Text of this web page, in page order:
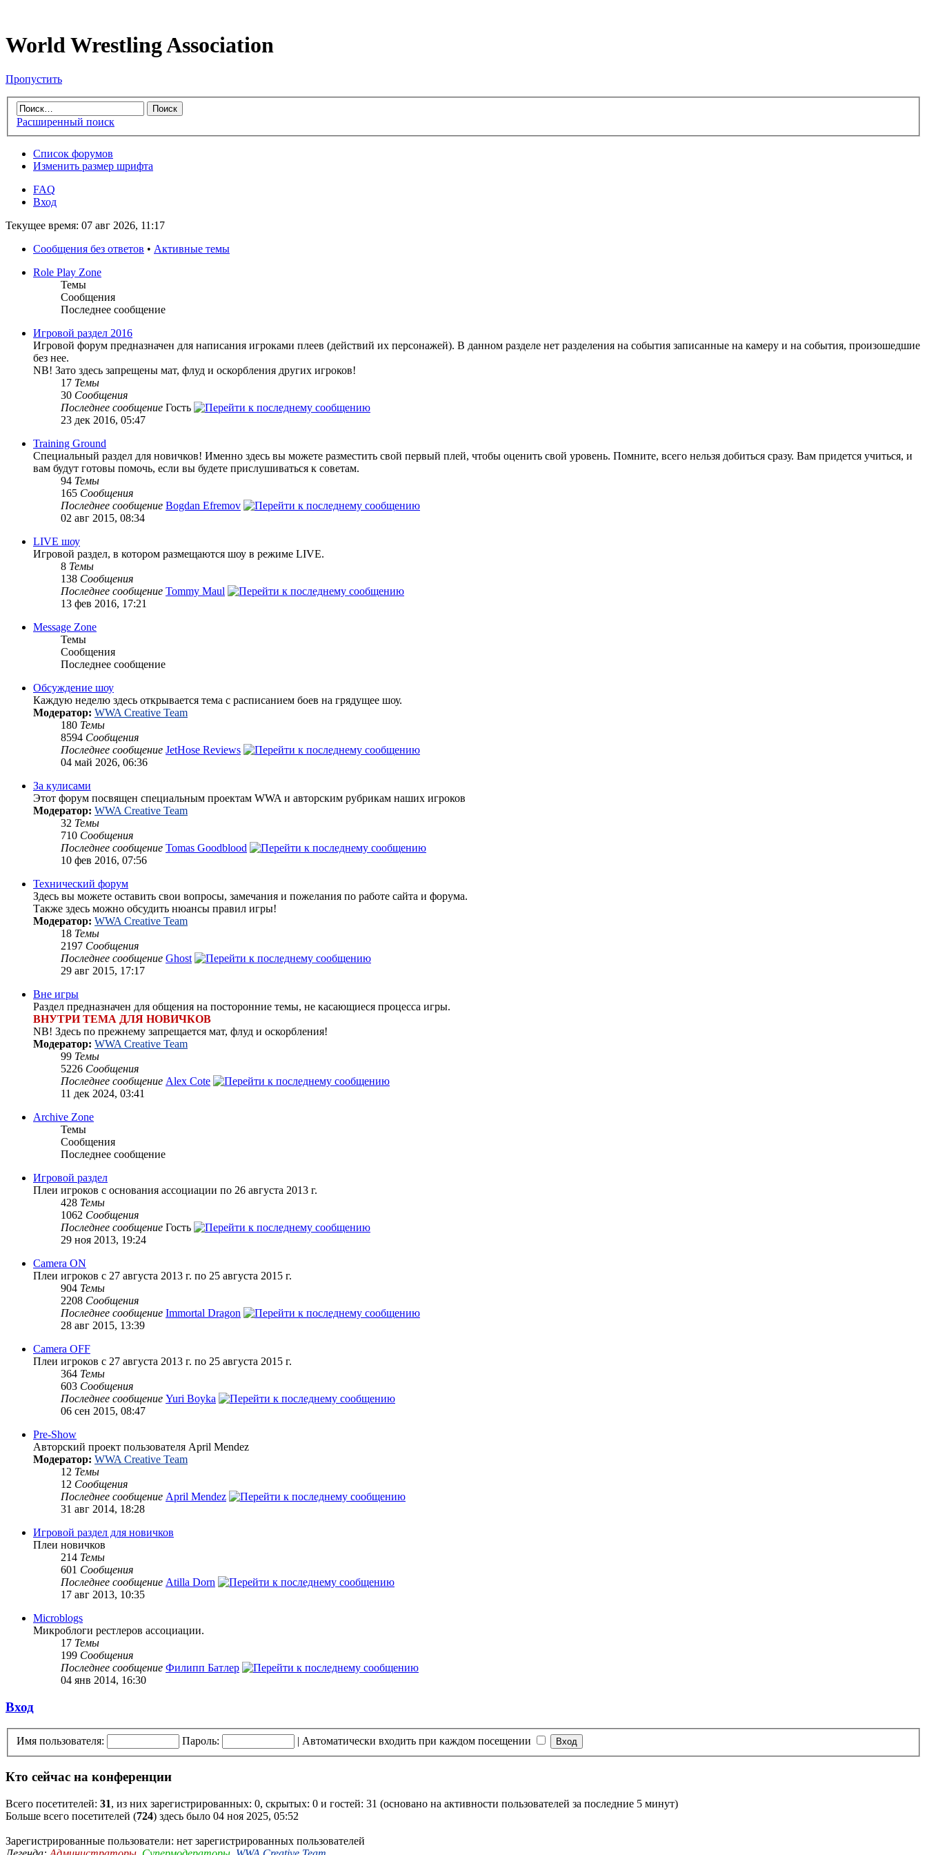
World Wrestling Association
Пропустить
Расширенный поиск
Список форумов
Изменить размер шрифта
FAQ
Вход
Текущее время: 07 авг 2026, 11:17
Сообщения без ответов • Активные темы
Role Play Zone
Темы
Сообщения
Последнее сообщение
Игровой раздел 2016
Игровой форум предназначен для написания игроками плеев (действий их персонажей). В данном разделе нет разделения на события записанные на камеру и на события, произошедшие
без нее.
NB! Зато здесь запрещены мат, флуд и оскорбления других игроков!
17 Темы
30 Сообщения
Последнее сообщение Гость
23 дек 2016, 05:47
Training Ground
Специальный раздел для новичков! Именно здесь вы можете разместить свой первый плей, чтобы оценить свой уровень. Помните, всего нельзя добиться сразу. Вам придется учиться, и
вам будут готовы помочь, если вы будете прислушиваться к советам.
94 Темы
165 Сообщения
Последнее сообщение Bogdan Efremov
02 авг 2015, 08:34
LIVE шоу
Игровой раздел, в котором размещаются шоу в режиме LIVE.
8 Темы
138 Сообщения
Последнее сообщение Tommy Maul
13 фев 2016, 17:21
Message Zone
Темы
Сообщения
Последнее сообщение
Обсуждение шоу
Каждую неделю здесь открывается тема с расписанием боев на грядущее шоу.
Модератор: WWA Creative Team
180 Темы
8594 Сообщения
Последнее сообщение JetHose Reviews
04 май 2026, 06:36
За кулисами
Этот форум посвящен специальным проектам WWA и авторским рубрикам наших игроков
Модератор: WWA Creative Team
32 Темы
710 Сообщения
Последнее сообщение Tomas Goodblood
10 фев 2016, 07:56
Технический форум
Здесь вы можете оставить свои вопросы, замечания и пожелания по работе сайта и форума.
Также здесь можно обсудить нюансы правил игры!
Модератор: WWA Creative Team
18 Темы
2197 Сообщения
Последнее сообщение Ghost
29 авг 2015, 17:17
Вне игры
Раздел предназначен для общения на посторонние темы, не касающиеся процесса игры.
ВНУТРИ ТЕМА ДЛЯ НОВИЧКОВ
NB! Здесь по прежнему запрещается мат, флуд и оскорбления!
Модератор: WWA Creative Team
99 Темы
5226 Сообщения
Последнее сообщение Alex Cote
11 дек 2024, 03:41
Archive Zone
Темы
Сообщения
Последнее сообщение
Игровой раздел
Плеи игроков с основания ассоциации по 26 августа 2013 г.
428 Темы
1062 Сообщения
Последнее сообщение Гость
29 ноя 2013, 19:24
Camera ON
Плеи игроков с 27 августа 2013 г. по 25 августа 2015 г.
904 Темы
2208 Сообщения
Последнее сообщение Immortal Dragon
28 авг 2015, 13:39
Camera OFF
Плеи игроков с 27 августа 2013 г. по 25 августа 2015 г.
364 Темы
603 Сообщения
Последнее сообщение Yuri Boyka
06 сен 2015, 08:47
Pre-Show
Авторский проект пользователя April Mendez
Модератор: WWA Creative Team
12 Темы
12 Сообщения
Последнее сообщение April Mendez
31 авг 2014, 18:28
Игровой раздел для новичков
Плеи новичков
214 Темы
601 Сообщения
Последнее сообщение Atilla Dorn
17 авг 2013, 10:35
Microblogs
Микроблоги рестлеров ассоциации.
17 Темы
199 Сообщения
Последнее сообщение Филипп Батлер
04 янв 2014, 16:30
Вход
Имя пользователя: Пароль: | Автоматически входить при каждом посещении
Кто сейчас на конференции
Всего посетителей: 31, из них зарегистрированных: 0, скрытых: 0 и гостей: 31 (основано на активности пользователей за последние 5 минут)
Больше всего посетителей (724) здесь было 04 ноя 2025, 05:52
Зарегистрированные пользователи: нет зарегистрированных пользователей